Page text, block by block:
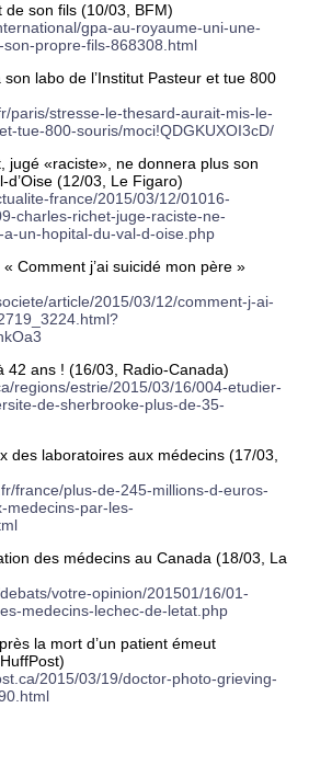
de son fils (10/03, BFM)
gpa-au-royaume-uni-une-
propre-fils-868308.html
labo de l’Institut Pasteur et tue 800
paris/stresse-le-thesard-aurait-mis-le-
tue-800-souris/moci!QDGKUXOI3cD/
jugé «raciste», ne donnera plus son
d’Oise (12/03, Le Figaro)
france/2015/03/12/01016-
charles-richet-juge-raciste-ne-
un-hopital-du-val-d-oise.php
Comment j’ai suicidé mon père »
article/2015/03/12/comment-j-ai-
42 ans ! (16/03, Radio-Canada)
regions/estrie/2015/03/16/004-etudier-
de-sherbrooke-plus-de-35-
des laboratoires aux médecins (17/03,
france/plus-de-245-millions-d-euros-
medecins-par-les-
des médecins au Canada (18/03, La
votre-opinion/201501/16/01-
medecins-lechec-de-letat.php
la mort d’un patient émeut
2015/03/19/doctor-photo-grieving-